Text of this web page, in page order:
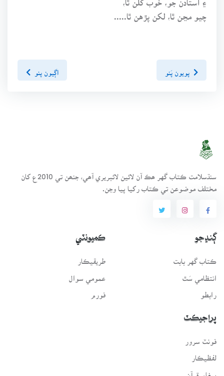
چيو مڃن ٿا، لکن پڙهن ٿا.....
پويون پَنو اڳيون پنو
سنڌسلامت ڪتاب گهر ھڪ آن لائين لائبريري آھي، جنھن تي 2010ع کان
مختلف موضوعن تي ڪتاب رکيا پيا وڃن.
ڳنڍجو
ڪتاب گهر بابت
انتظامي سَٿ
رابطو
ڪميونٽي
طريقيڪار
عمومي سوال
فورم
پراجيڪٽ
لفظيڪار
پيغامِ قرآن